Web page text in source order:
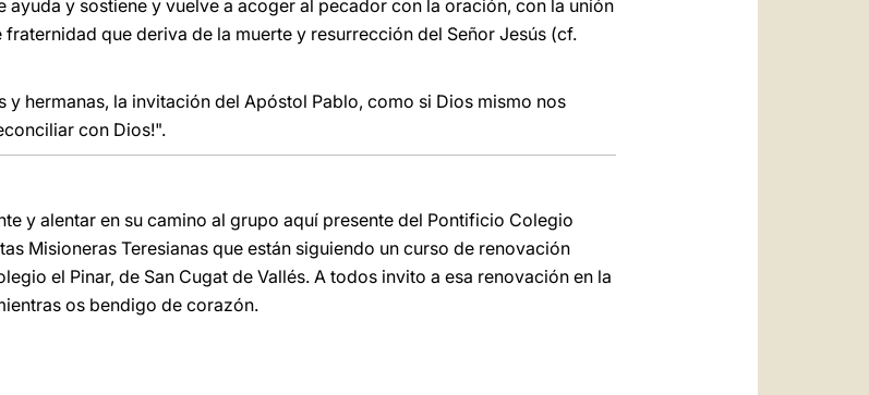
ayuda y sostiene y vuelve a acoger al pecador con la oración, con la unión
que deriva de la muerte y resurrección del Señor Jesús (cf.
y hermanas, la invitación del Apóstol Pablo, como si Dios mismo nos
con Dios!".
y alentar en su camino al grupo aquí presente del Pontificio Colegio
Misioneras Teresianas que están siguiendo un curso de renovación
el Pinar, de San Cugat de Vallés. A todos invito a esa renovación en la
os bendigo de corazón.